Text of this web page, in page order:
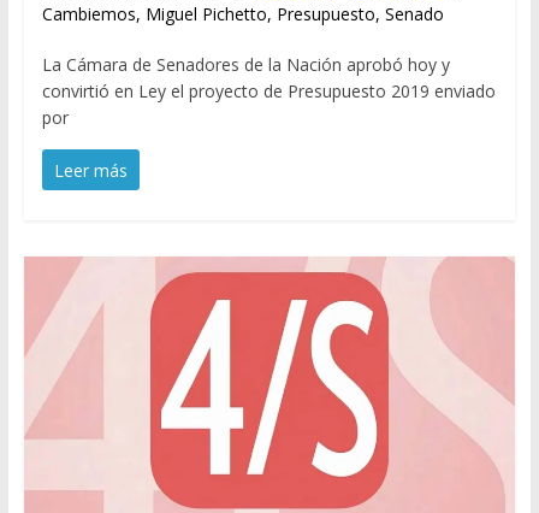
Cambiemos, Miguel Pichetto, Presupuesto, Senado
La Cámara de Senadores de la Nación aprobó hoy y
convirtió en Ley el proyecto de Presupuesto 2019 enviado
por
Leer más